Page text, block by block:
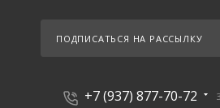
ПОДПИСАТЬСЯ НА РАССЫЛКУ
+7 (937) 877-70-72